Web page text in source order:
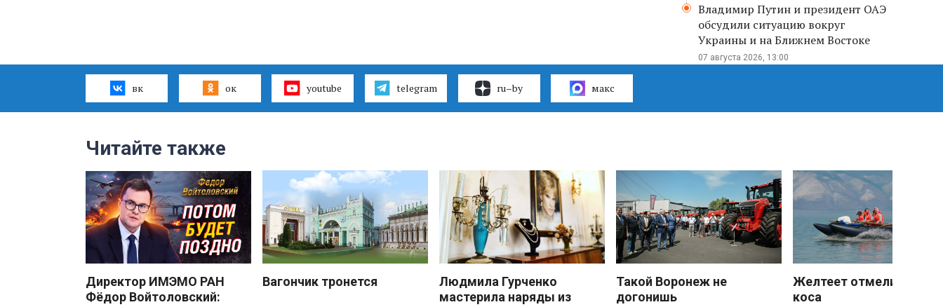
Владимир Путин и президент ОАЭ
обсудили ситуацию вокруг
Украины и на Ближнем Востоке
07 августа 2026, 13:00
вк ок youtube telegram ru–by макс
Читайте также
Директор ИМЭМО РАН
Фёдор Войтоловский:
Вагончик тронется
Людмила Гурченко
мастерила наряды из
Такой Воронеж не
догонишь
Желтеет отмели
коса